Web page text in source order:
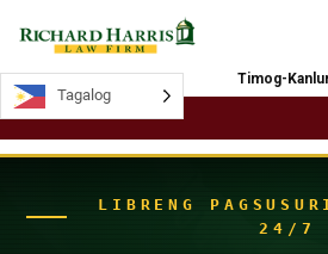
Timog-
LIBRENG
24/7
Tagalog
Tagalog